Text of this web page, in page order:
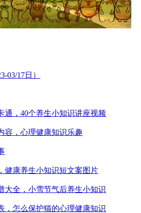
03/17日）
通，40个养生小知识讲座视频
容，心理健康知识乐趣
健康养生小知识短文案图片
大全，小雪节气后养生小知识
，怎么保护猫的心理健康知识